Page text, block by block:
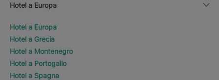
Hotel a Europa
Hotel a Europa
Hotel a Grecia
Hotel a Montenegro
Hotel a Portogallo
Hotel a Spagna